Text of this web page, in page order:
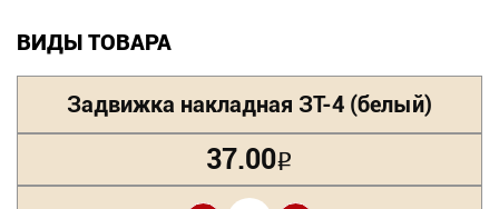
+7
(831)
282-
01
ВИДЫ ТОВАРА
Задвижка накладная ЗТ-4 (белый)
37.00Р